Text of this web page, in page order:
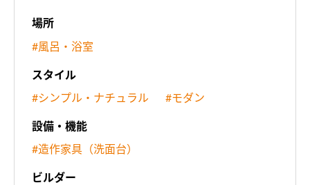
場所
#風呂・浴室
スタイル
#シンプル・ナチュラル #モダン
設備・機能
#造作家具（洗面台）
ビルダー